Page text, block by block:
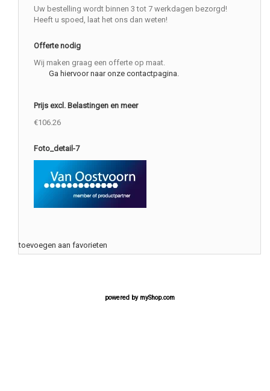
Uw bestelling wordt binnen 3 tot 7 werkdagen bezorgd!
Heeft u spoed, laat het ons dan weten!
Offerte nodig
Wij maken graag een offerte op maat.
Ga hiervoor naar onze contactpagina.
Prijs excl. Belastingen en meer
€106.26
Foto_detail-7
toevoegen aan favorieten
powered by myShop.com